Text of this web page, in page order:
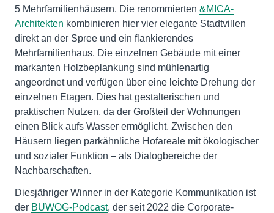
5 Mehrfamilienhäusern. Die renommierten &MICA-
Architekten kombinieren hier vier elegante Stadtvillen
direkt an der Spree und ein flankierendes
Mehrfamilienhaus. Die einzelnen Gebäude mit einer
markanten Holzbeplankung sind mühlenartig
angeordnet und verfügen über eine leichte Drehung der
einzelnen Etagen. Dies hat gestalterischen und
praktischen Nutzen, da der Großteil der Wohnungen
einen Blick aufs Wasser ermöglicht. Zwischen den
Häusern liegen parkähnliche Hofareale mit ökologischer
und sozialer Funktion – als Dialogbereiche der
Nachbarschaften.
Diesjähriger Winner in der Kategorie Kommunikation ist
der BUWOG-Podcast, der seit 2022 die Corporate-